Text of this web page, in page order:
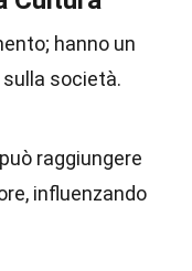
hanno un
società.
raggiungere
influenzando